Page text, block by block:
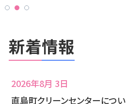
新着情報
2026年8月 3日
直島町クリーンセンターについ